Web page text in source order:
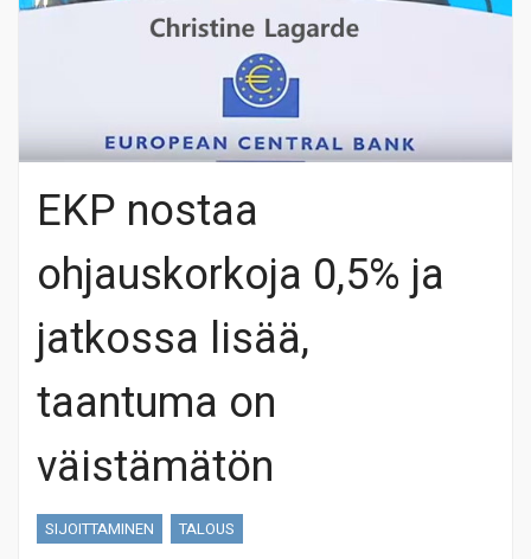
EKP nostaa
ohjauskorkoja 0,5% ja
jatkossa lisää,
taantuma on
väistämätön
SIJOITTAMINEN
TALOUS